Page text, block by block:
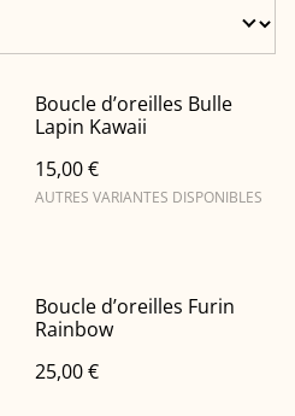
Boucle d’oreilles Bulle
Lapin Kawaii
15,00 €
AUTRES VARIANTES DISPONIBLES
Boucle d’oreilles Furin
Rainbow
25,00 €